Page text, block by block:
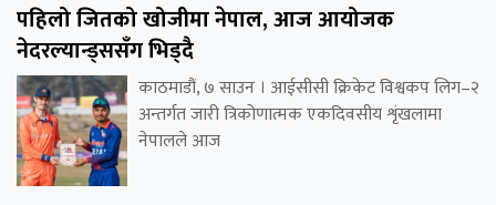
पहिलो जितको खोजीमा नेपाल, आज आयोजक
नेदरल्यान्ड्ससँग भिड्दै
काठमाडौं, ७ साउन । आईसीसी क्रिकेट विश्वकप लिग–२
अन्तर्गत जारी त्रिकोणात्मक एकदिवसीय शृंखलामा
नेपालले आज